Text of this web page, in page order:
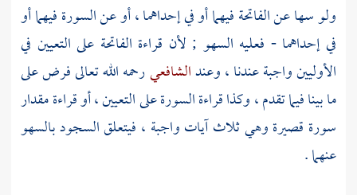
ولو سها عن الفاتحة فيهما أو في إحداهما ، أو عن السورة فيهما أو
في إحداهما - فعليه السهو ; لأن قراءة الفاتحة على التعيين في
الأوليين واجبة عندنا ، وعندالشافعيرحمه الله تعالى فرض على
ما بينا فيما تقدم ، وكذا قراءة السورة على التعيين ، أو قراءة مقدار
سورة قصيرة وهي ثلاث آيات واجبة ، فيتعلق السجود بالسهو
عنهما .